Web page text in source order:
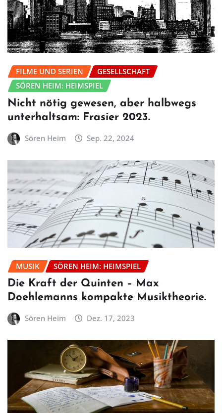
FILME UND SERIEN
GESELLSCHAFT
SÖREN HEIM: HEIMSPIEL
Nicht nötig gewesen, aber halbwegs
unterhaltsam: Frasier 2023.
Sören Heim Sep. 22, 2024
MUSIK SÖREN HEIM: HEIMSPIEL
Die Kraft der Quinten – Max
Doehlemanns kompakte Musiktheorie.
Sören Heim Dez. 17, 2023